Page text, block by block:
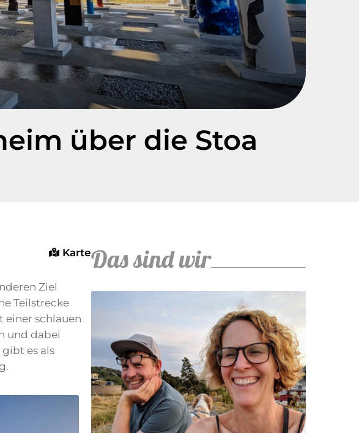
über die Stoa
Karte
Ziel
Teilstrecke
einer schlauen
und dabei
gibt es als
Das sind wir